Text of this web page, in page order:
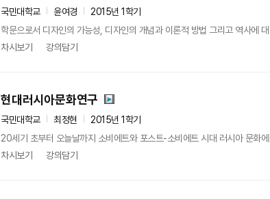
국민대학교 윤여경
2015년 1학기
학문으로서 디자인의 가능성, 디자인의 개념과 이론적 방법 그리고 역사에
차시보기
강의담기
현대러시아문화연구
국민대학교 최정현
2015년 1학기
20세기 초부터 오늘날까지 소비에트와 포스트-소비에트 시대 러시아 문화
차시보기
강의담기